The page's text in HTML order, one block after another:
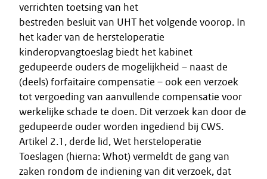
verrichten toetsing van het
bestreden besluit van UHT het volgende voorop. In
het kader van de hersteloperatie
kinderopvangtoeslag biedt het kabinet
gedupeerde ouders de mogelijkheid – naast de
(deels) forfaitaire compensatie – ook een verzoek
tot vergoeding van aanvullende compensatie voor
werkelijke schade te doen. Dit verzoek kan door de
gedupeerde ouder worden ingediend bij CWS.
Artikel 2.1, derde lid, Wet hersteloperatie
Toeslagen (hierna: Whot) vermeldt de gang van
zaken rondom de indiening van dit verzoek, dat